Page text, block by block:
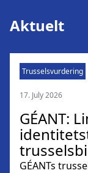
Aktuelt
Trusselsvurdering
17. July 2026
GÉANT:
GÉANTs